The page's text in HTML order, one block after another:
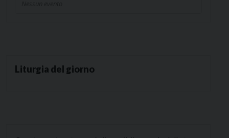
Liturgia del giorno